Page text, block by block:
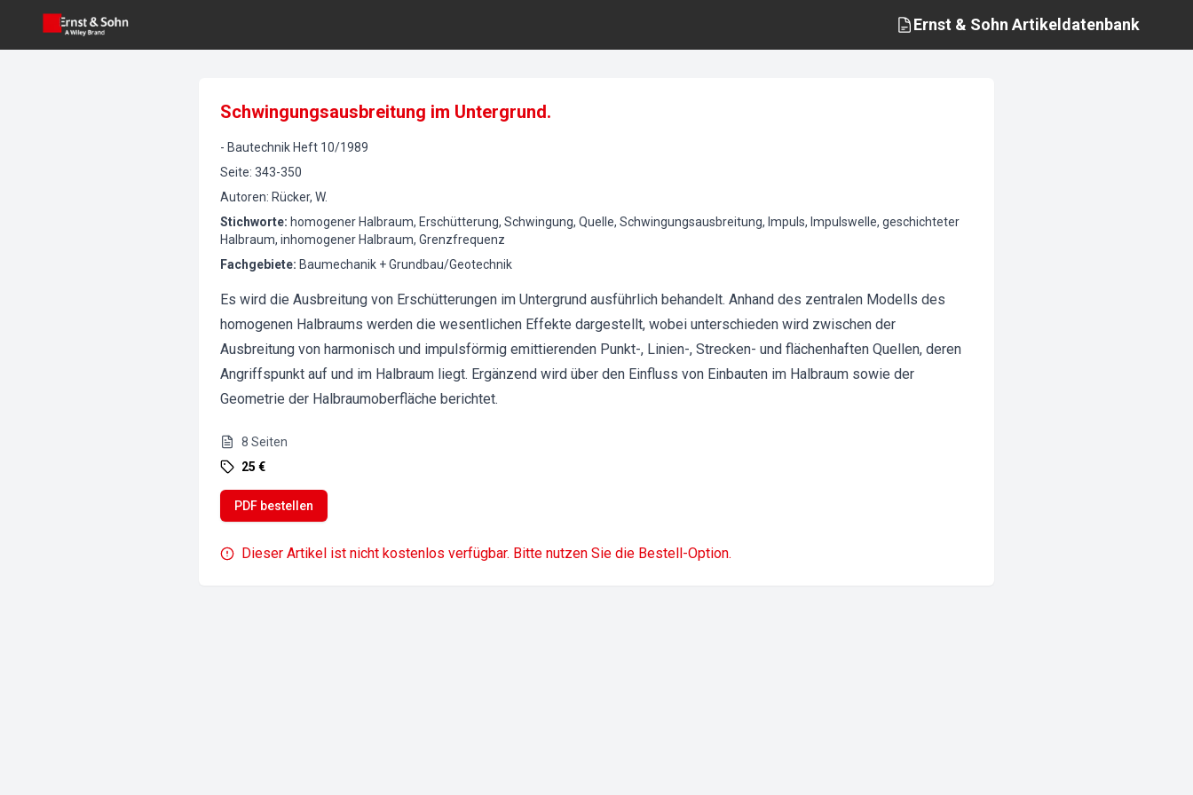
Ernst & Sohn Artikeldatenbank
Schwingungsausbreitung im Untergrund.
- Bautechnik Heft 10/1989
Seite: 343-350
Autoren: Rücker, W.
Stichworte: homogener Halbraum, Erschütterung, Schwingung, Quelle, Schwingungsausbreitung, Impuls, Impulswelle, geschichteter
Halbraum, inhomogener Halbraum, Grenzfrequenz
Fachgebiete: Baumechanik + Grundbau/Geotechnik
Es wird die Ausbreitung von Erschütterungen im Untergrund ausführlich behandelt. Anhand des zentralen Modells des
homogenen Halbraums werden die wesentlichen Effekte dargestellt, wobei unterschieden wird zwischen der
Ausbreitung von harmonisch und impulsförmig emittierenden Punkt-, Linien-, Strecken- und flächenhaften Quellen, deren
Angriffspunkt auf und im Halbraum liegt. Ergänzend wird über den Einfluss von Einbauten im Halbraum sowie der
Geometrie der Halbraumoberfläche berichtet.
8 Seiten
25 €
PDF bestellen
Dieser Artikel ist nicht kostenlos verfügbar. Bitte nutzen Sie die Bestell-Option.